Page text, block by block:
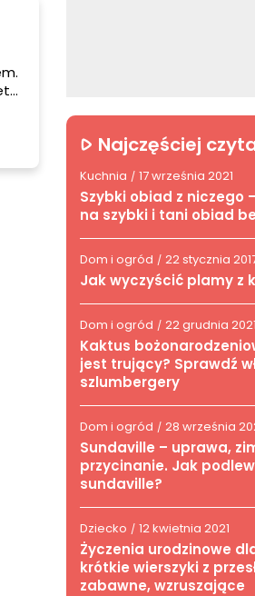
Najczęściej
Kuchnia / 17 września 2021
Szybki obiad z niczego
na szybki i tani obiad
Dom i ogród / 22 stycznia
Jak wyczyścić plamy z
Dom i ogród / 22 grudnia 2021
Kaktus
jest trujący? Sprawdź
szlumbergery
Dom i ogród / 28 września
Sundaville – uprawa,
przycinanie. Jak
sundaville?
Dziecko / 12 kwietnia 2021
Życzenia urodzinowe
krótkie wierszyki z
zabawne, wzruszające